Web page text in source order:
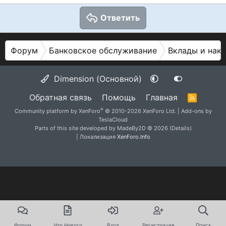
Ответить
Форум Банковское обслуживание Вклады и
Dimension (Основной)
Обратная связь
Помощь Главная
S
Community platform by XenForo® © 2010-2026 XenForo Ltd.
Add-ons by
TeslaCloud
Parts of this site developed by MadeBy2D © 2026 (Details)
| Локализация XenForo.Info